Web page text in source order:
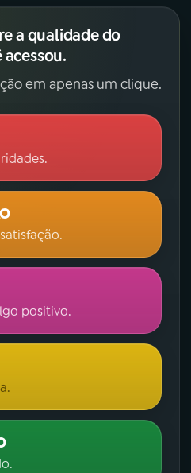
a qualidade do
em apenas um clique.
positivo.